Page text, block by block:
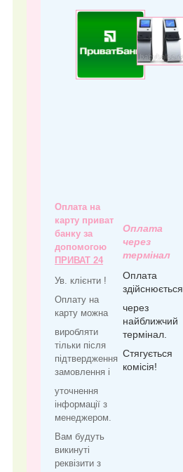
Оплата на
карту приват
банку за
допомогою
ПРИВАТ 24
Ув. клієнти !
Оплату на
карту можна
виробляти
тільки після
підтвердження
замовлення і
уточнення
інформації з
менеджером.
Вам будуть
викинуті
реквізити з
Оплата
через
термінал
Оплата
здійснюється
через
найближчий
термінал.
Стягується
комісія!